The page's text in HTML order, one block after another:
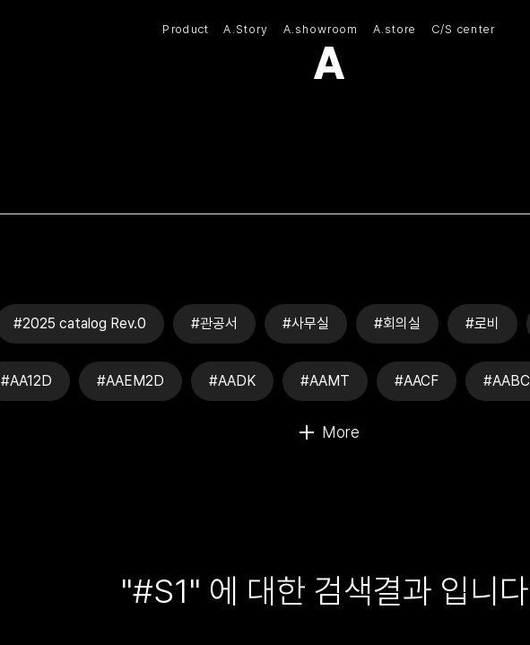
Product A.Story A.showroom A.store C/S center
(주)아모스아인스가구
#2025 catalog Rev.0 #관공서 #사무실 #회의실 #로비
#AA12D #AAEM2D #AADK #AAMT #AACF #AABC
"#S1" 에 대한 검색결과 입니